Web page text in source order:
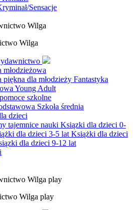
Sensacje
Wilga
młodzieżowa
piękna dla młodzieży Fantastyka
Young Adult
szkolne
Szkoła średnia
dzieci
tajemnice nauki Ksiązki dla dzieci 0-
dla dzieci 3-5 lat Książki dla dzieci
dla dzieci 9-12 lat
Wilga play